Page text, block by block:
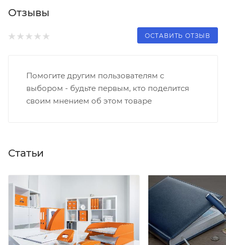
Отзывы
ОСТАВИТЬ ОТЗЫВ
Помогите другим пользователям с
выбором - будьте первым, кто поделится
своим мнением об этом товаре
Статьи